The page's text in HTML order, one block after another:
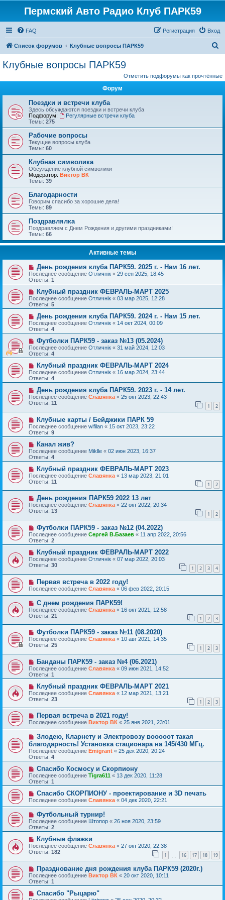
Пермский Авто Радио Клуб ПАРК59
FAQ Вход
Регистрация
Список форумов Клубные вопросы ПАРК59
с
Клубные вопросы ПАРК59
Отметить подфорумы как прочтённые
Форум
Поездки и встречи клуба
Здесь обсуждаются поездки и встречи клуба
Подфорум:
Регулярные встречи клуба
Темы: 275
Рабочие вопросы
Текущие вопросы клуба
Темы: 60
Клубная символика
Обсуждение клубной символики
Модератор: Виктор ВК
Темы: 39
Благодарности
Говорим спасибо за хорошие дела!
Темы: 89
Поздравлялка
Поздравляем с Днем Рождения и другими праздниками!
Темы: 66
Активные темы
День рождения клуба ПАРК59. 2025 г. - Нам 16 лет.
Последнее сообщение Отличнiк « 29 сен 2025, 18:45
Ответы: 1
Клубный праздник ФЕВРАЛЬ-МАРТ 2025
Последнее сообщение Отличнiк « 03 мар 2025, 12:28
Ответы: 5
День рождения клуба ПАРК59. 2024 г. - Нам 15 лет.
Последнее сообщение Отличнiк « 14 окт 2024, 00:09
Ответы: 4
Футболки ПАРК59 - заказ №13 (05.2024)
Последнее сообщение Отличнiк « 31 май 2024, 12:03
Ответы: 4
Клубный праздник ФЕВРАЛЬ-МАРТ 2024
Последнее сообщение Отличнiк « 16 мар 2024, 23:44
Ответы: 4
День рождения клуба ПАРК59. 2023 г. - 14 лет.
Последнее сообщение Славянка « 25 окт 2023, 22:43
Ответы: 11 1 2
Клубные карты / Бейджики ПАРК 59
Последнее сообщение wifilan « 15 окт 2023, 23:22
Ответы: 9
Канал жив?
Последнее сообщение Miklle « 02 июн 2023, 16:37
Ответы: 4
Клубный праздник ФЕВРАЛЬ-МАРТ 2023
Последнее сообщение Славянка « 13 мар 2023, 21:01
Ответы: 11 1 2
День рождения ПАРК59 2022 13 лет
Последнее сообщение Славянка « 22 окт 2022, 20:34
Ответы: 13 1 2
Футболки ПАРК59 - заказ №12 (04.2022)
Последнее сообщение Сергей В.Базаев « 11 апр 2022, 20:56
Ответы: 2
Клубный праздник ФЕВРАЛЬ-МАРТ 2022
Последнее сообщение Отличнiк « 07 мар 2022, 20:03
Ответы: 30 1 2 3 4
Первая встреча в 2022 году!
Последнее сообщение Славянка « 06 фев 2022, 20:15
С днем рождения ПАРК59!
Последнее сообщение Славянка « 16 окт 2021, 12:58
Ответы: 21 1 2 3
Футболки ПАРК59 - заказ №11 (08.2020)
Последнее сообщение Славянка « 10 авг 2021, 14:35
Ответы: 25 1 2 3
Банданы ПАРК59 - заказ №4 (06.2021)
Последнее сообщение Славянка « 09 июн 2021, 14:52
Ответы: 1
Клубный праздник ФЕВРАЛЬ-МАРТ 2021
Последнее сообщение Славянка « 12 мар 2021, 13:21
Ответы: 23 1 2 3
Первая встреча в 2021 году!
Последнее сообщение Виктор ВК « 25 янв 2021, 23:01
Злодею, Кларнету и Электровозу вооооот такая
благодарность! Установка стационара на 145/430 МГц.
Последнее сообщение Emigrant « 25 дек 2020, 20:24
Ответы: 4
Спасибо Космосу и Скорпиону
Последнее сообщение Tigra611 « 13 дек 2020, 11:28
Ответы: 1
Спасибо СКОРПИОНУ - проектирование и 3D печать
Последнее сообщение Славянка« 04 дек 2020, 22:21
Футбольный турнир!
Последнее сообщение Штопор « 26 ноя 2020, 23:59
Ответы: 2
Клубные флажки
Последнее сообщение Славянка« 27 окт 2020, 22:38
Ответы: 182 1 16 17 18 19
Празднование дня рождения клуба ПАРК59 (2020г.)
Последнее сообщение Виктор ВК « 20 окт 2020, 10:11
Ответы: 1
Спасибо "Рыцарю"